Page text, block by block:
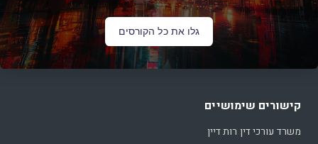
גלו את כל הקורסים
קישורים שימושיים
משרד עורכי דין רות דיין